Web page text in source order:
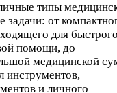
типы
задачи: от
для
помощи, до
медицинской
инструментов,
и личного